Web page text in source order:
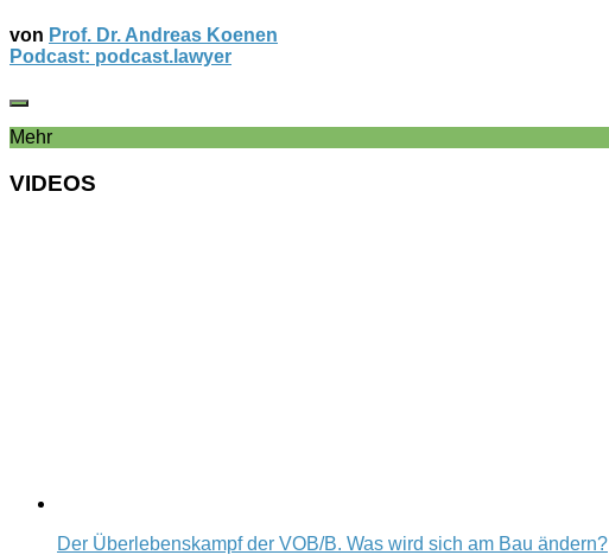
von Prof. Dr. Andreas Koenen
Podcast: podcast.lawyer
Mehr
VIDEOS
Der Überlebenskampf der VOB/B. Was wird sich am Bau ändern?